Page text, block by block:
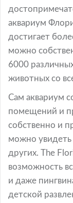
аквариум
достигает
можно
6000
животных со
Сам аквариум
помещений и
собственно и
можно увидеть
других. The
возможность
и даже
детской